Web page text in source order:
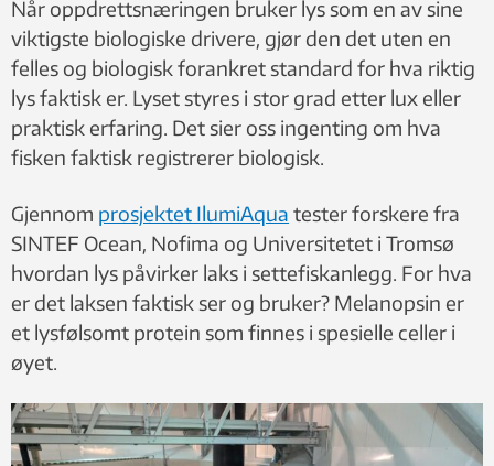
Når oppdrettsnæringen bruker lys som en av sine
viktigste biologiske drivere, gjør den det uten en
felles og biologisk forankret standard for hva riktig
lys faktisk er. Lyset styres i stor grad etter lux eller
praktisk erfaring. Det sier oss ingenting om hva
fisken faktisk registrerer biologisk.
Gjennom prosjektet IlumiAqua tester forskere fra
SINTEF Ocean, Nofima og Universitetet i Tromsø
hvordan lys påvirker laks i settefiskanlegg. For hva
er det laksen faktisk ser og bruker? Melanopsin er
et lysfølsomt protein som finnes i spesielle celler i
øyet.